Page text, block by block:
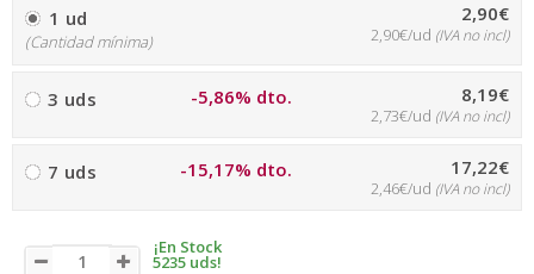
1 ud
(Cantidad mínima)
2,90€
2,90€/ud (IVA no incl)
3 uds -5,86% dto. 8,19€
2,73€/ud (IVA no incl)
7 uds -15,17% dto. 17,22€
2,46€/ud (IVA no incl)
¡En Stock
5235 uds!